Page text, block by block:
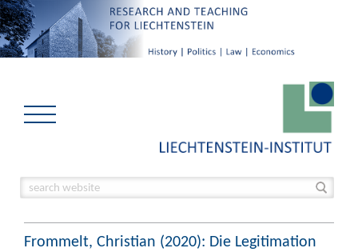
Frommelt, Christian (2020): Die Legitimation